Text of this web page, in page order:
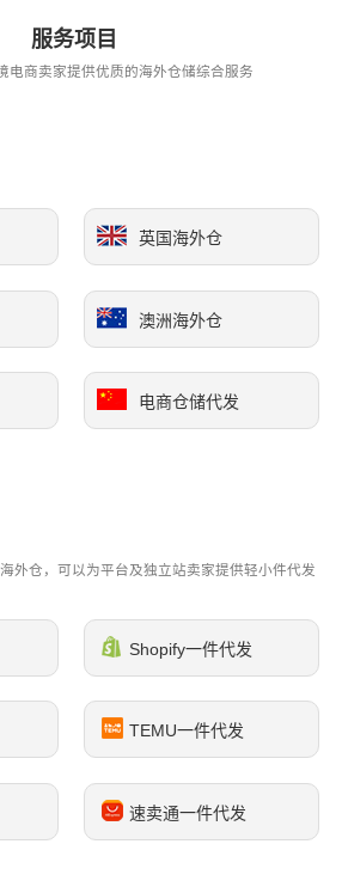
服务项目
电商卖家提供优质的海外仓储综合服务
英国海外仓
澳洲海外仓
电商仓储代发
外仓，可以为平台及独立站卖家提供轻小件代发
Shopify一件代发
TEMU一件代发
速卖通一件代发